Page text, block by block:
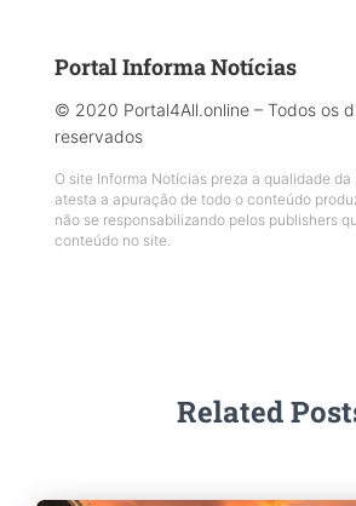
Portal Informa Notícias
© 2020 Portal4All.online – Todos os
reservados
O site Informa Notícias preza a qualidade
atesta a apuração de todo o conteúdo
não se responsabilizando pelos publishers
conteúdo no site.
Related